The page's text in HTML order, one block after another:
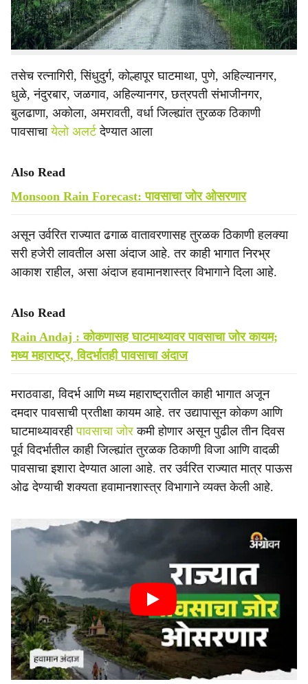
जारी करण्यात आला आहे. तर नाशिक, ठाणे आणि मुंबईत जोरदार
पावसाचा ऑरेंज अलर्ट देण्यात आला आहे.
तसेच रत्नागिरी, सिंधुदुर्ग, कोल्हापूर घाटमाथा, पुणे, अहिल्यानगर,
धुळे, नंदुरबार, जळगाव, अहिल्यानगर, छत्रपती संभाजीनगर,
बुलढाणा, अकोला, अमरावती, वर्धा जिल्ह्यांत तुरळक ठिकाणी
पावसाचायेलो अलर्टदेण्यात आला
Also Read
Monsoon Rain Forecast: पावसाचा जोर ओसरणार
असून उर्वरित राज्यात ढगाळ वातावरणासह तुरळक ठिकाणी हलक्या
सरी हजेरी लावतील असा अंदाज आहे. तर काही भागात निरभ्र
आकाश राहील, असा अंदाज हवामानशास्त्र विभागाने दिला आहे.
Also Read
Rain Andaj : कोकणासह घाटमाथ्यावर पावसाचा जोर कायम;
मध्य महाराष्ट्र, विदर्भातही पावसाचा अंदाज
मराठवाडा, विदर्भ आणि मध्य महाराष्ट्रातील काही भागात अजून
दमदार पावसाची प्रतीक्षा कायम आहे. तर उद्यापासून कोकण आणि
घाटमाथ्यावरहीपावसाचा जोर कमी होणार असून पुढील तीन दिवस
पूर्व विदर्भातील काही जिल्ह्यांत तुरळक ठिकाणी विजा आणि वादळी
पावसाचा इशारा देण्यात आला आहे. तर उर्वरित राज्यात मात्र पाऊस
ओढ देण्याची शक्यता हवामानशास्त्र विभागाने व्यक्त केली आहे.